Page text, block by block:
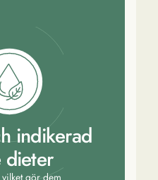
indikerad
dieter